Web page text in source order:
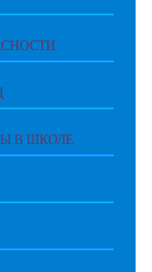
В ШКОЛЕ